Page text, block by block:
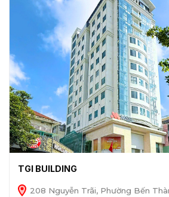
TGI BUILDING
208 Nguyễn Trãi, Phường Bến